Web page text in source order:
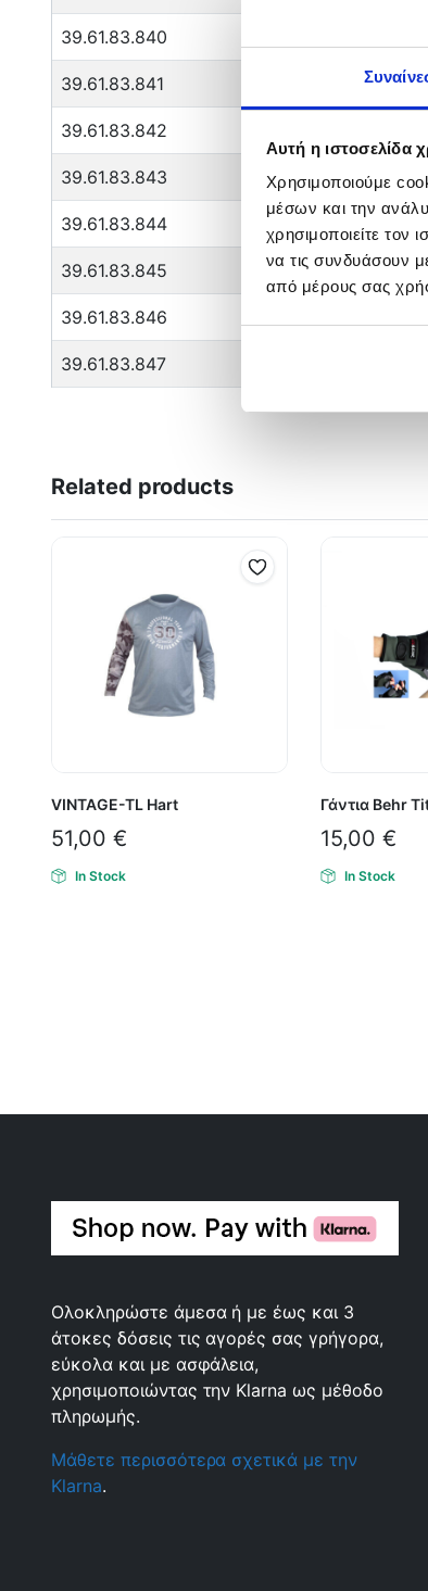
Αυτή η ιστοσελίδα
Χρησιμοποιούμε
μέσων και την
χρησιμοποιείτε
να τις συνδυάσουν
από μέρους σας
39.61.83.840
39.61.83.841
39.61.83.842
39.61.83.843
39.61.83.844
39.61.83.845
39.61.83.846
39.61.83.847
Related products
VINTAGE-TL Hart
51,00 €
In Stock
Γάντια Behr
15,00 €
In Stock
Ολοκληρώστε άμεσα ή με έως και 3
άτοκες δόσεις τις αγορές σας γρήγορα,
εύκολα και με ασφάλεια,
χρησιμοποιώντας την Klarna ως μέθοδο
πληρωμής.
Μάθετε περισσότερα σχετικά με την
Klarna.